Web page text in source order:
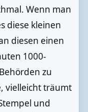
Wenn man
diese kleinen
diesen einen
1000-
zu
vielleicht träumt
und